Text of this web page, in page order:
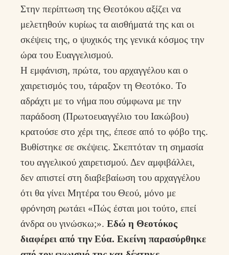
Στην περίπτωση της Θεοτόκου αξίζει να
μελετηθούν κυρίως τα αισθήματά της και οι
σκέψεις της, ο ψυχικός της γενικά κόσμος την
ώρα του Ευαγγελισμού.
Η εμφάνιση, πρώτα, του αρχαγγέλου και ο
χαιρετισμός του, τάραξον τη Θεοτόκο. Το
αδράχτι με το νήμα που σύμφωνα με την
παράδοση (Πρωτοευαγγέλιο του Ιακώβου)
κρατούσε στο χέρι της, έπεσε από το φόβο της.
Βυθίστηκε σε σκέψεις. Σκεπτόταν τη σημασία
του αγγελικού χαιρετισμού. Δεν αμφιβάλλει,
δεν απιστεί στη διαβεβαίωση του αρχαγγέλου
ότι θα γίνει Μητέρα του Θεού, μόνο με
φρόνηση ρωτάει «Πώς έσται μοι τούτο, επεί
άνδρα ου γινώσκω;». Εδώ η Θεοτόκος
διαφέρει από την Εύα. Εκείνη παρασύρθηκε